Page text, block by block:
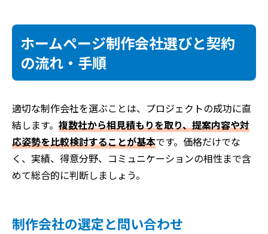
ホームページ制作会社選びと契約
の流れ・手順
適切な制作会社を選ぶことは、プロジェクトの成功に直
結します。 複数社から相見積もりを取り、提案内容や対
応姿勢を比較検討することが基本です。価格だけでな
く、実績、得意分野、コミュニケーションの相性まで含
めて総合的に判断しましょう。
制作会社の選定と問い合わせ